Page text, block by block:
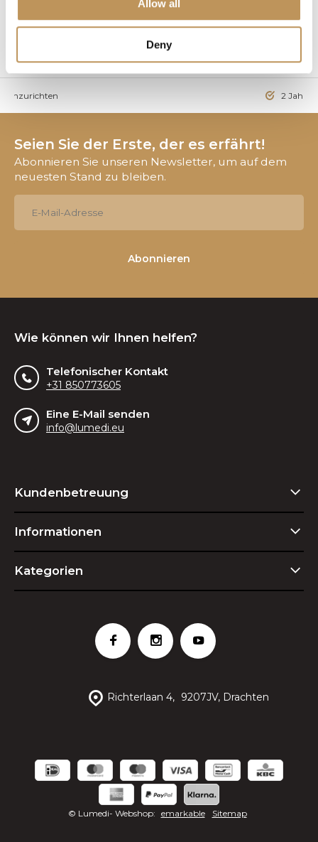
Allow all
Deny
Seite 1 von 1
einzurichten 2 Jahre
Seien Sie der Erste, der es erfährt!
Abonnieren Sie unseren Newsletter, um auf dem
neuesten Stand zu bleiben.
Abonnieren
Wie können wir Ihnen helfen?
Telefonischer Kontakt
+31 850773605
Eine E-Mail senden
info@lumedi.eu
Kundenbetreuung
Informationen
Kategorien
Richterlaan 4, 9207JV, Drachten
© Lumedi- Webshop: emarkable Sitemap